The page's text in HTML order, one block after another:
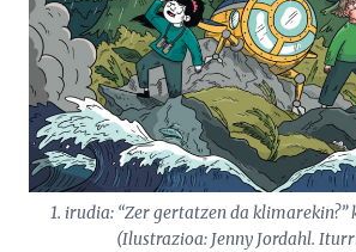
1. irudia: “Zer gertatzen da
(Ilustrazioa: Jenny Jordahl.